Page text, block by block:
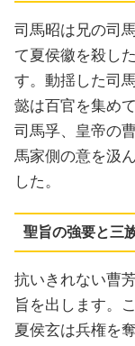
司馬昭は兄の司
て夏侯徽を殺し
す。動揺した司
懿は百官を集め
司馬孚、皇帝の
馬家側の意を汲
した。
聖旨の強要と三
抗いきれない曹
旨を出します。
夏侯玄は兵権を